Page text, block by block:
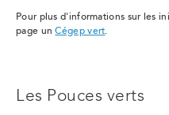
Pour plus d'informations sur les
page unCégep vert.
Les Pouces verts